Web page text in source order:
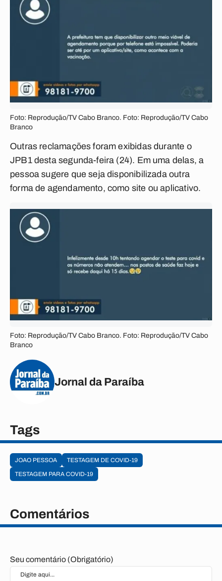
Foto: Reprodução/TV Cabo Branco. Foto: Reprodução/TV Cabo
Branco
Outras reclamações foram exibidas durante o
JPB1 desta segunda-feira (24). Em uma delas, a
pessoa sugere que seja disponibilizada outra
forma de agendamento, como site ou aplicativo.
Foto: Reprodução/TV Cabo Branco. Foto: Reprodução/TV Cabo
Branco
Jornal da Paraíba
Tags
JOAO PESSOA
TESTAGEM DE COVID-19
TESTAGEM PARA COVID-19
Comentários
Seu comentário (Obrigatório)